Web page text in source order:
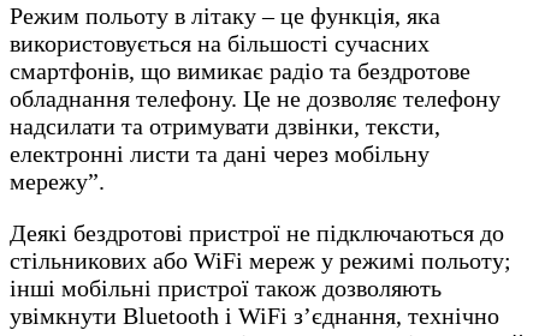
Режим польоту в літаку – це функція, яка
використовується на більшості сучасних
смартфонів, що вимикає радіо та бездротове
обладнання телефону. Це не дозволяє телефону
надсилати та отримувати дзвінки, тексти,
електронні листи та дані через мобільну
мережу”.
Деякі бездротові пристрої не підключаються до
стільникових або WiFi мереж у режимі польоту;
інші мобільні пристрої також дозволяють
увімкнути Bluetooth і WiFi з’єднання, технічно